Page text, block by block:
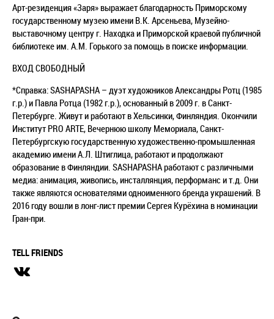
Арт-резиденция «Заря» выражает благодарность Приморскому
государственному музею имени В.К. Арсеньева, Музейно-
выставочному центру г. Находка и Приморской краевой публичной
библиотеке им. А.М. Горького за помощь в поиске информации.
ВХОД СВОБОДНЫЙ
*Справка: SASHAPASHA – дуэт художников Александры Ротц (1985
г.р.) и Павла Ротца (1982 г.р.), основанный в 2009 г. в Санкт-
Петербурге. Живут и работают в Хельсинки, Финляндия. Окончили
Институт PRO ARTE, Вечернюю школу Мемориала, Санкт-
Петербургскую государственную художественно-промышленная
академию имени А.Л. Штиглица, работают и продолжают
образование в Финляндии. SASHAPASHA работают с различными
медиа: анимация, живопись, инсталлянция, перформанс и т.д. Они
также являются основателями одноименного бренда украшений. В
2016 году вошли в лонг-лист премии Сергея Курёхина в номинации
Гран-при.
TELL FRIENDS